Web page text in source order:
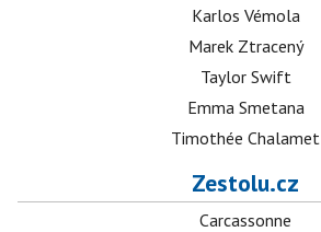
Karlos Vémola
Marek Ztracený
Taylor Swift
Emma Smetana
Timothée Chalamet
Zestolu.cz
Carcassonne